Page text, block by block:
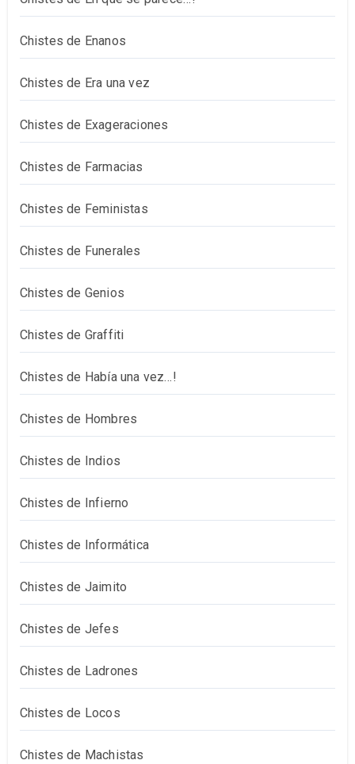
Chistes de Enanos
Chistes de Era una vez
Chistes de Exageraciones
Chistes de Farmacias
Chistes de Feministas
Chistes de Funerales
Chistes de Genios
Chistes de Graffiti
Chistes de Había una vez…!
Chistes de Hombres
Chistes de Indios
Chistes de Infierno
Chistes de Informática
Chistes de Jaimito
Chistes de Jefes
Chistes de Ladrones
Chistes de Locos
Chistes de Machistas